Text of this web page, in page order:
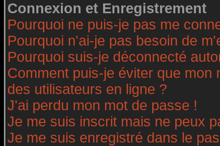
Connexion et Enregistrement
Pourquoi ne puis-je pas me
Pourquoi n'ai-je pas besoin de
Pourquoi suis-je déconnecté
Comment puis-je éviter que
des utilisateurs en ligne ?
J'ai perdu mon mot de passe !
Je me suis inscrit mais ne peux
Je me suis enregistré dans le